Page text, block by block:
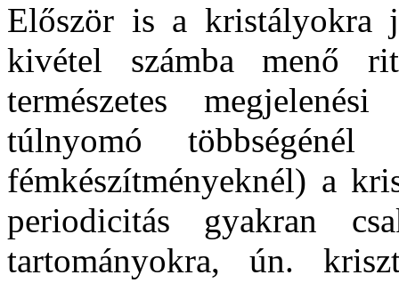
Először is a kristályokra
kivétel számba menő
természetes
túlnyomó
fémkészítményeknél) a
periodicitás gyakran
tartományokra, ún.